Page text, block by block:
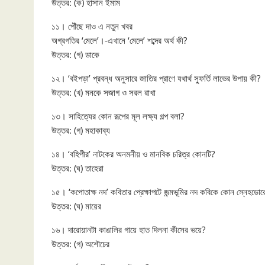
উত্তর: (ক) হাসান ইমাম
১১। পৌঁছে দাও এ নতুন খবর
অগ্রগতির ‘মেলে’।-এখানে ‘মেলে’ শব্দের অর্থ কী?
উত্তর: (গ) ডাকে
১২। ‘বইপড়া’ প্রবন্ধ অনুসারে জাতির প্রাণে যথার্থ স্ফুর্তি লাভের উপায় কী?
উত্তর: (খ) মনকে সজাগ ও সরল রাখা
১৩। সাহিত্যের কোন রূপের মূল লক্ষ্য গল্প বলা?
উত্তর: (গ) মহাকাব্য
১৪। ‘বহিপীর’ নাটকের অনমনীয় ও মানবিক চরিত্র কোনটি?
উত্তর: (ঘ) তাহেরা
১৫। ‘কপোতাক্ষ নদ’ কবিতার প্রেক্ষাপটে জন্মভূমির নদ কবিকে কোন
উত্তর: (ঘ) মায়ের
১৬। দারোয়ানটা কাঙালির গায়ে হাত দিলনা কীসের ভয়ে?
উত্তর: (গ) অশৌচের